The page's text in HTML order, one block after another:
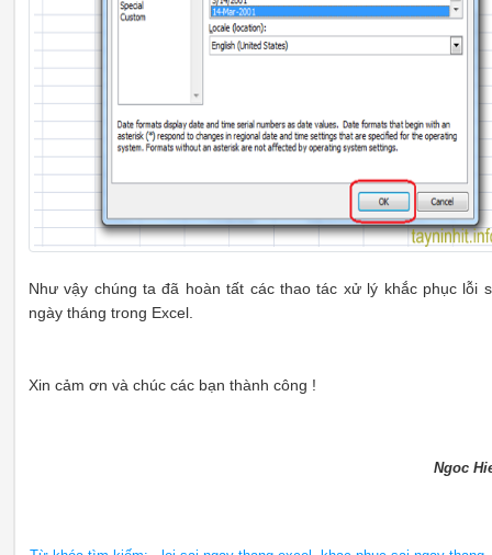
Như vậy chúng ta đã hoàn tất các thao tác xử lý khắc phục lỗi
ngày tháng trong Excel.
Xin cảm ơn và chúc các bạn thành công !
Ngoc